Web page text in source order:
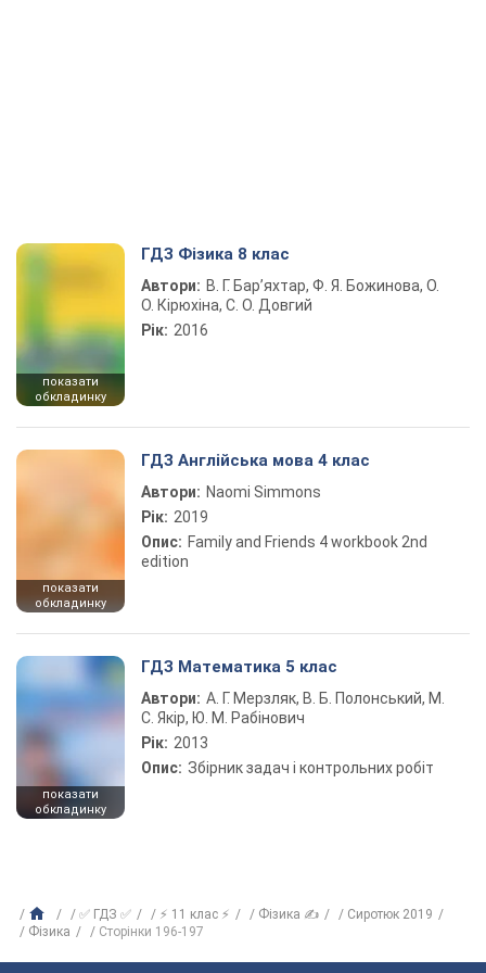
показати
обкладинку
ГДЗ Фізика 8 клас
Автори: В. Г. Бар’яхтар, Ф. Я. Божинова, О.
О. Кірюхіна, С. О. Довгий
Рік: 2016
показати
обкладинку
ГДЗ Англійська мова 4 клас
Автори: Naomi Simmons
Рік: 2019
Опис: Family and Friends 4 workbook 2nd
edition
показати
обкладинку
ГДЗ Математика 5 клас
Автори: А. Г. Мерзляк, В. Б. Полонський, М.
С. Якір, Ю. М. Рабінович
Рік: 2013
Опис: Збірник задач і контрольних робіт
✅ ГДЗ ✅ ⚡ 11 клас ⚡ Фізика ✍
Сиротюк 2019
Фізика
Сторінки 196-197